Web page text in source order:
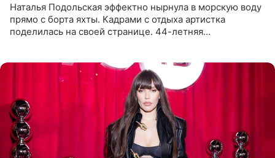
Наталья Подольская эффектно нырнула в морскую воду
прямо с борта яхты. Кадрами с отдыха артистка
поделилась на своей странице. 44-летняя